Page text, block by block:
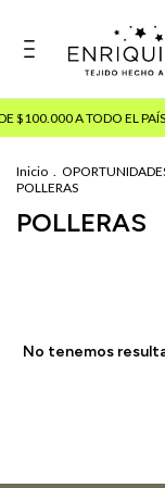
$100.000 A TODO EL PAÍS
Inicio .
POLLERAS
POLLERAS
No tenemos